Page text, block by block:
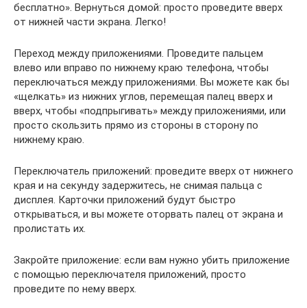
бесплатно». Вернуться домой: просто проведите вверх
от нижней части экрана. Легко!
Переход между приложениями. Проведите пальцем
влево или вправо по нижнему краю телефона, чтобы
переключаться между приложениями. Вы можете как бы
«щелкать» из нижних углов, перемещая палец вверх и
вверх, чтобы «подпрыгивать» между приложениями, или
просто скользить прямо из стороны в сторону по
нижнему краю.
Переключатель приложений: проведите вверх от нижнего
края и на секунду задержитесь, не снимая пальца с
дисплея. Карточки приложений будут быстро
открываться, и вы можете оторвать палец от экрана и
пролистать их.
Закройте приложение: если вам нужно убить приложение
с помощью переключателя приложений, просто
проведите по нему вверх.